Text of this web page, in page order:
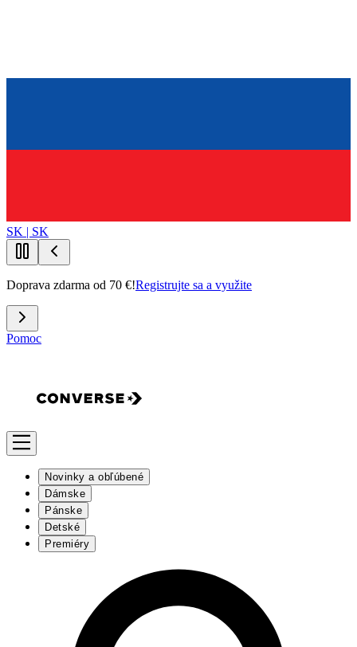
SK | SK
Doprava zdarma od 70 €!Registrujte sa a využite
Pomoc
Novinky a obľúbené
Dámske
Pánske
Detské
Premiéry